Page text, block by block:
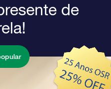
de